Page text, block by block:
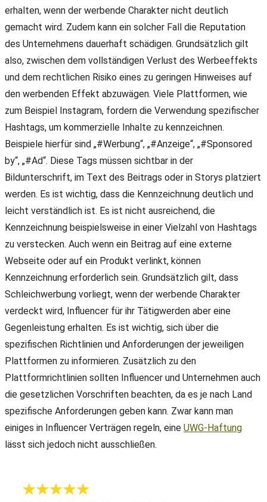
erhalten, wenn der werbende Charakter nicht deutlich
gemacht wird. Zudem kann ein solcher Fall die Reputation
des Unternehmens dauerhaft schädigen. Grundsätzlich gilt
also, zwischen dem vollständigen Verlust des Werbeeffekts
und dem rechtlichen Risiko eines zu geringen Hinweises auf
den werbenden Effekt abzuwägen. Viele Plattformen, wie
zum Beispiel Instagram, fordern die Verwendung spezifischer
Hashtags, um kommerzielle Inhalte zu kennzeichnen.
Beispiele hierfür sind „#Werbung“, „#Anzeige“, „#Sponsored
by“, „#Ad“. Diese Tags müssen sichtbar in der
Bildunterschrift, im Text des Beitrags oder in Storys platziert
werden. Es ist wichtig, dass die Kennzeichnung deutlich und
leicht verständlich ist. Es ist nicht ausreichend, die
Kennzeichnung beispielsweise in einer Vielzahl von Hashtags
zu verstecken. Auch wenn ein Beitrag auf eine externe
Webseite oder auf ein Produkt verlinkt, können
Kennzeichnung erforderlich sein. Grundsätzlich gilt, dass
Schleichwerbung vorliegt, wenn der werbende Charakter
verdeckt wird, Influencer für ihr Tätigwerden aber eine
Gegenleistung erhalten. Es ist wichtig, sich über die
spezifischen Richtlinien und Anforderungen der jeweiligen
Plattformen zu informieren. Zusätzlich zu den
Plattformrichtlinien sollten Influencer und Unternehmen auch
die gesetzlichen Vorschriften beachten, da es je nach Land
spezifische Anforderungen geben kann. Zwar kann man
einiges in Influencer Verträgen regeln, eine UWG-Haftung
lässt sich jedoch nicht ausschließen.